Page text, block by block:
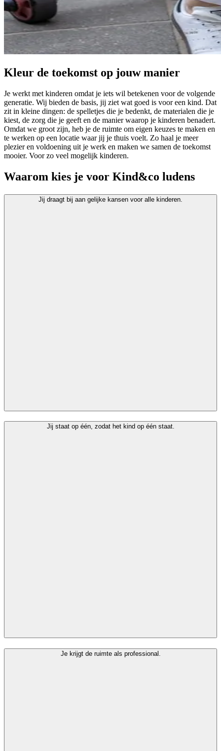
Kleur de toekomst op jouw manier
Je werkt met kinderen omdat je iets wil betekenen voor de volgende
generatie. Wij bieden de basis, jij ziet wat goed is voor een kind. Dat
zit in kleine dingen: de spelletjes die je bedenkt, de materialen die je
kiest, de zorg die je geeft en de manier waarop je kinderen benadert.
Omdat we groot zijn, heb je de ruimte om eigen keuzes te maken en
te werken op een locatie waar jij je thuis voelt. Zo haal je meer
plezier en voldoening uit je werk en maken we samen de toekomst
mooier. Voor zo veel mogelijk kinderen.
Waarom kies je voor Kind&co ludens
Jij draagt bij aan gelijke kansen voor alle kinderen.
Jij staat op één, zodat het kind op één staat.
Je krijgt de ruimte als professional.